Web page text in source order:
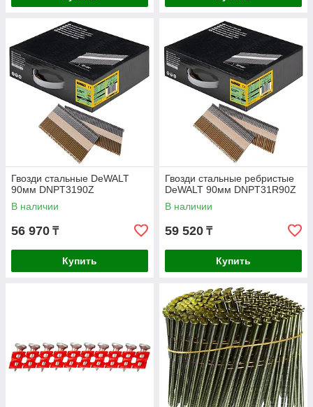
Гвозди стальные DeWALT
90мм DNPT3190Z
В наличии
56 970 ₸
Купить
Гвозди стальные ребристые
DeWALT 90мм DNPT31R90Z
В наличии
59 520 ₸
Купить